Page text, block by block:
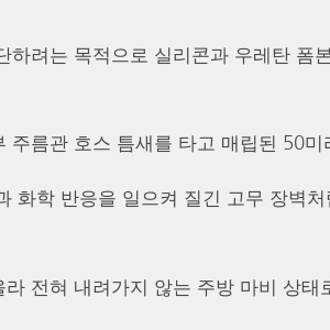
하려는 목적으로 실리콘과 우레탄 폼
름관 호스 틈새를 타고 매립된 50
화학 반응을 일으켜 질긴 고무 장벽
전혀 내려가지 않는 주방 마비 상태